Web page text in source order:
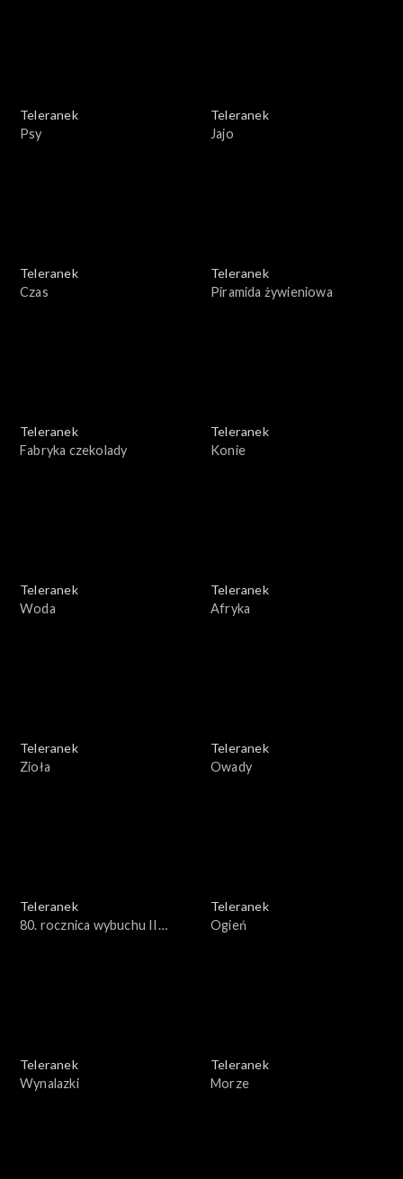
Teleranek
Psy
Teleranek
Jajo
Teleranek
Czas
Teleranek
Piramida żywieniowa
Teleranek
Fabryka czekolady
Teleranek
Konie
Teleranek
Woda
Teleranek
Afryka
Teleranek
Zioła
Teleranek
Owady
Teleranek
80. rocznica wybuchu II
Teleranek
Ogień
Teleranek
Wynalazki
Teleranek
Morze